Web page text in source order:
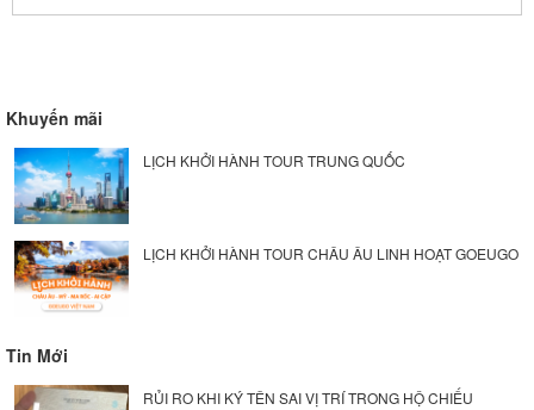
Khuyến mãi
LỊCH KHỞI HÀNH TOUR TRUNG QUỐC
LỊCH KHỞI HÀNH TOUR CHÂU ÂU LINH HOẠT GOEUGO
Tin Mới
RỦI RO KHI KÝ TÊN SAI VỊ TRÍ TRONG HỘ CHIẾU